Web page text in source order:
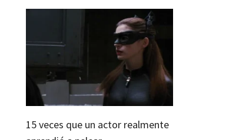
15 veces que un actor realmente